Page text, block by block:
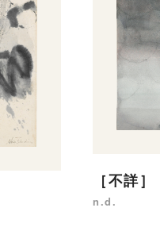
［不詳］
n.d.